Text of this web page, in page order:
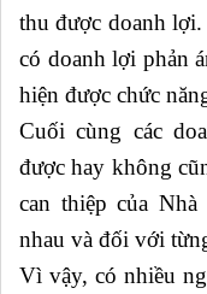
thu được doanh
có doanh lợi phản
hiện được chức
Cuối cùng các
được hay không
can thiệp của
nhau và đối với
Vì vậy, có nhiều